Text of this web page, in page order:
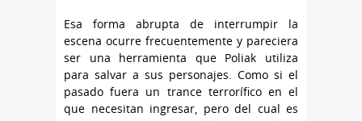
Esa forma abrupta de interrumpir la
escena ocurre frecuentemente y pareciera
ser una herramienta que Poliak utiliza
para salvar a sus personajes. Como si el
pasado fuera un trance terrorífico en el
que necesitan ingresar, pero del cual es